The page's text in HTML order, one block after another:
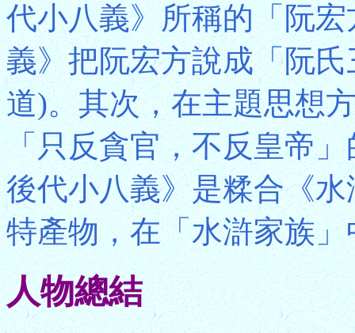
代小八義》所稱的「阮
義》把阮宏方說成「阮
道)。其次，在主題思想
「只反貪官，不反皇帝
後代小八義》是糅合《
特產物，在「水滸家族
人物總結